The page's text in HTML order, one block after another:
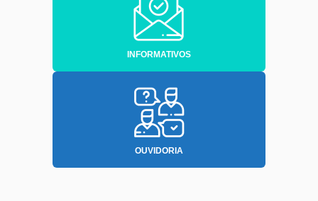
INFORMATIVOS
OUVIDORIA